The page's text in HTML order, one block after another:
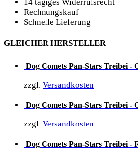
14 tägiges Widerrufsrecht
Rechnungskauf
Schnelle Lieferung
GLEICHER HERSTELLER
Dog Comets Pan-Stars Treibei -
zzgl. Versandkosten
Dog Comets Pan-Stars Treibei -
zzgl. Versandkosten
Dog Comets Pan-Stars Treibei -